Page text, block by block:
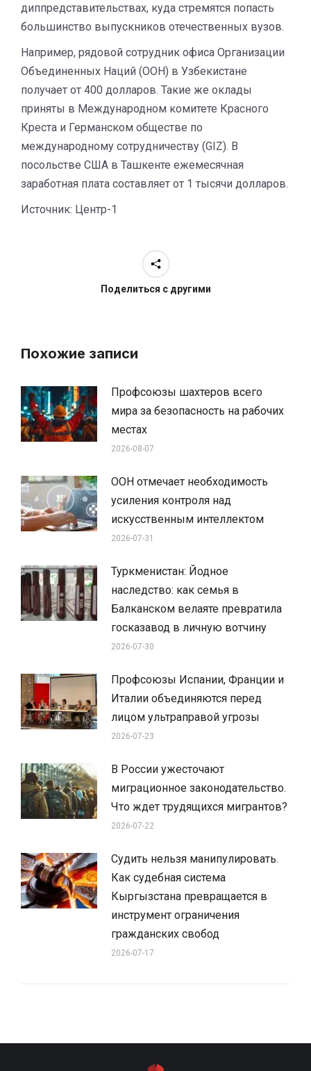
диппредставительствах, куда стремятся попасть
большинство выпускников отечественных вузов.
Например, рядовой сотрудник офиса Организации
Объединенных Наций (ООН) в Узбекистане
получает от 400 долларов. Такие же оклады
приняты в Международном комитете Красного
Креста и Германском обществе по
международному сотрудничеству (GIZ). В
посольстве США в Ташкенте ежемесячная
заработная плата составляет от 1 тысячи долларов.
Источник: Центр-1
Поделиться с другими
Похожие записи
Профсоюзы шахтеров всего
мира за безопасность на рабочих
местах
2026-08-07
ООН отмечает необходимость
усиления контроля над
искусственным интеллектом
2026-07-31
Туркменистан: Йодное
наследство: как семья в
Балканском велаяте превратила
госказавод в личную вотчину
2026-07-30
Профсоюзы Испании, Франции и
Италии объединяются перед
лицом ультраправой угрозы
2026-07-23
В России ужесточают
миграционное законодательство.
Что ждет трудящихся мигрантов?
2026-07-22
Судить нельзя манипулировать.
Как судебная система
Кыргызстана превращается в
инструмент ограничения
гражданских свобод
2026-07-17